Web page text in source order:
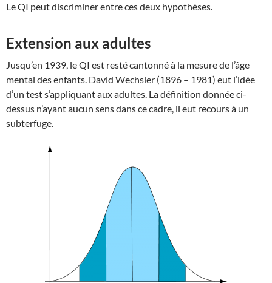
Le QI peut discriminer entre ces deux hypothèses.
Extension aux adultes
Jusqu’en 1939, le QI est resté cantonné à la mesure de l’âge
mental des enfants. David Wechsler (1896 – 1981) eut l’idée
d’un test s’appliquant aux adultes. La définition donnée ci-
dessus n’ayant aucun sens dans ce cadre, il eut recours à un
subterfuge.